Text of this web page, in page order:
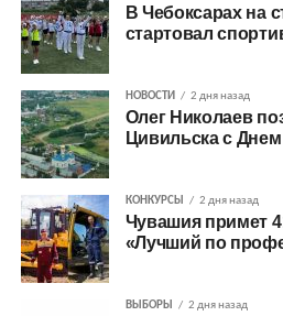
В Чебоксарах на
стартовал
НОВОСТИ 2 дня назад
Олег Николаев
Цивильска с
КОНКУРСЫ 2 дня назад
Чувашия примет
«Лучший по
ВЫБОРЫ 2 дня назад